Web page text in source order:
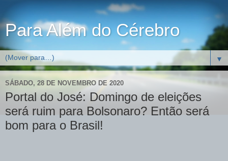
Para Além do Cérebro
▼
SÁBADO, 28 DE NOVEMBRO DE 2020
Portal do José: Domingo de eleições
será ruim para Bolsonaro? Então será
bom para o Brasil!